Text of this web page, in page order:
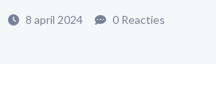
8 april 2024 0 Reacties